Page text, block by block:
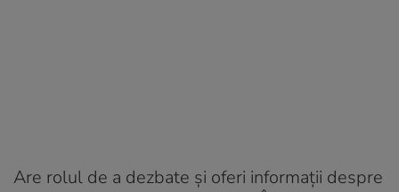
Are rolul de a dezbate și oferi informații despre